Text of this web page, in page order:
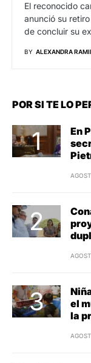
El reconocido
anunció su
de concluir su
BY ALEXANDRA
POR SI TE LO
En
el
la